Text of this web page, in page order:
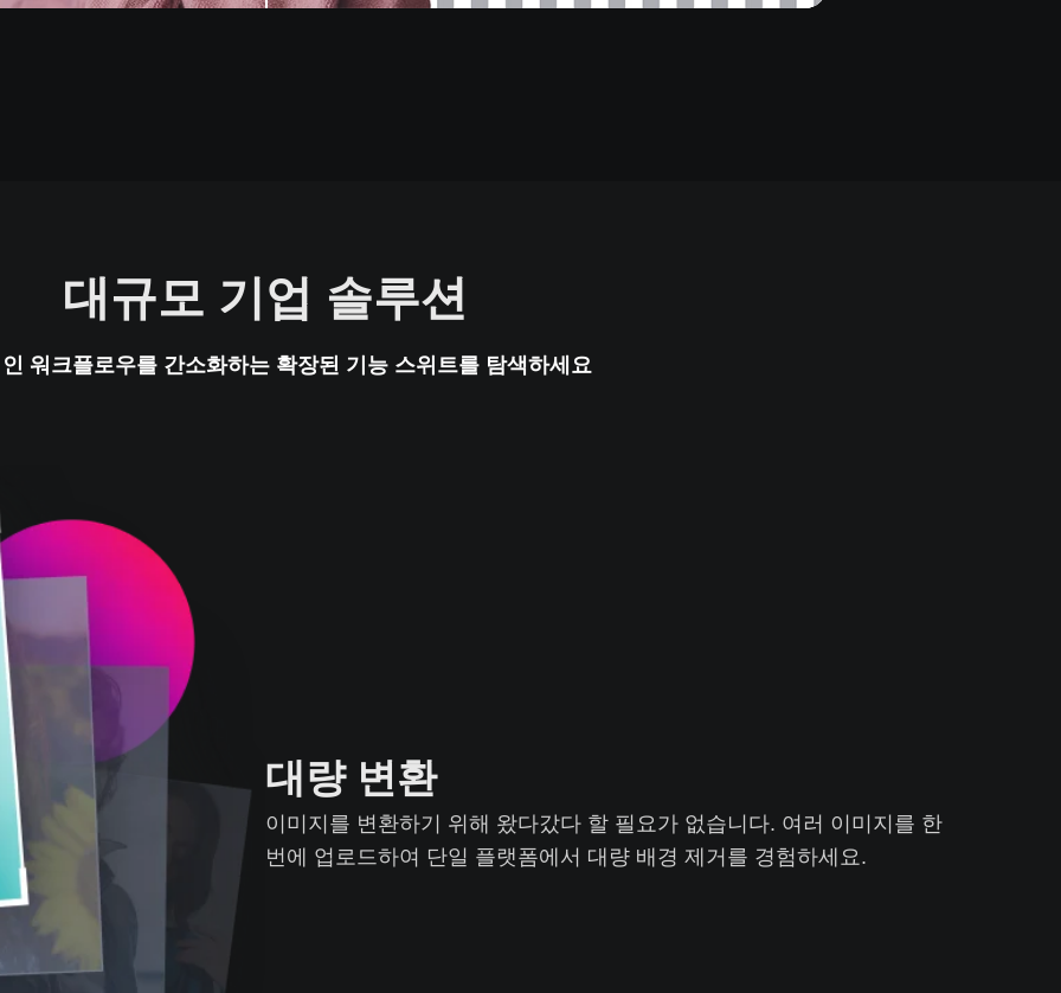
대규모 기업 솔루션
워크플로우를 간소화하는 확장된 기능 스위트를 탐색하세요
대량 변환
이미지를 변환하기 위해 왔다갔다 할 필요가 없습니다. 여러 이미지를 한
번에 업로드하여 단일 플랫폼에서 대량 배경 제거를 경험하세요.